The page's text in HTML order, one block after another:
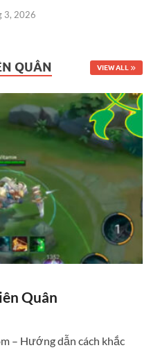
3, 2026
QUÂN VIEW ALL
Quân
– Hướng dẫn cách khắc